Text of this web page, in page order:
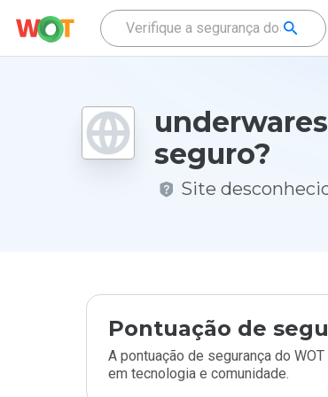
seguro?
Site
Pontuação de
A pontuação de segurança do
em tecnologia e comunidade.